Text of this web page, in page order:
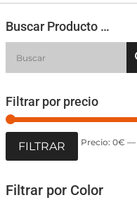
Buscar Producto …
Filtrar por precio
FILTRAR Precio: 0€ —
Filtrar por Color